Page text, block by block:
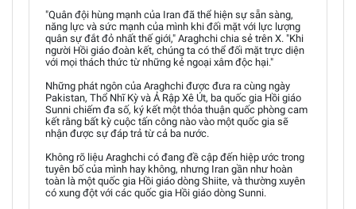
"Quân đội hùng mạnh của Iran đã thể hiện sự sẵn sàng,
năng lực và sức mạnh của mình khi đối mặt với lực lượng
quân sự đắt đỏ nhất thế giới," Araghchi chia sẻ trên X. "Khi
người Hồi giáo đoàn kết, chúng ta có thể đối mặt trực diện
với mọi thách thức từ những kẻ ngoại xâm độc hại."
Những phát ngôn của Araghchi được đưa ra cùng ngày
Pakistan, Thổ Nhĩ Kỳ và Ả Rập Xê Út, ba quốc gia Hồi giáo
Sunni chiếm đa số, ký kết một thỏa thuận quốc phòng cam
kết rằng bất kỳ cuộc tấn công nào vào một quốc gia sẽ
nhận được sự đáp trả từ cả ba nước.
Không rõ liệu Araghchi có đang đề cập đến hiệp ước trong
tuyên bố của mình hay không, nhưng Iran gần như hoàn
toàn là một quốc gia Hồi giáo dòng Shiite, và thường xuyên
có xung đột với các quốc gia Hồi giáo dòng Sunni.